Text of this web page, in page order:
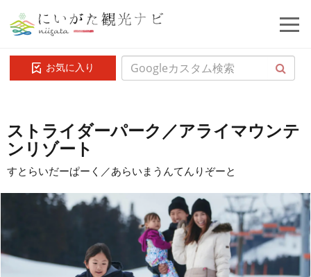
お気に入り
ストライダーパーク／アライマウンテ
ンリゾート
すとらいだーぱーく／あらいまうんてんりぞーと